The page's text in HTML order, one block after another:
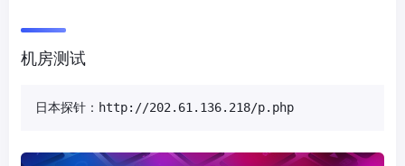
机房测试
日本探针：http://202.61.136.218/p.php